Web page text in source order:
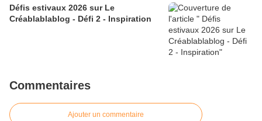
Défis estivaux 2026 sur Le
Créablablablog - Défi 2 - Inspiration
Commentaires
Ajouter un commentaire